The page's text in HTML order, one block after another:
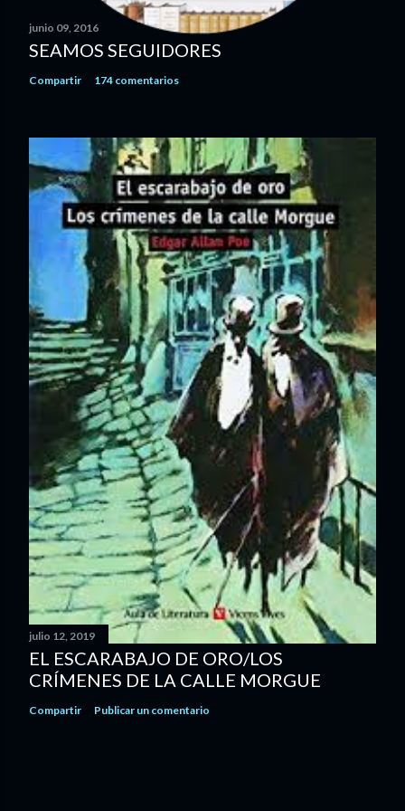
a
r
o
junio 09, 2016
SEAMOS SEGUIDORES
Compartir 174 comentarios
julio 12, 2019
EL ESCARABAJO DE ORO/LOS
CRÍMENES DE LA CALLE MORGUE
Compartir Publicar un comentario